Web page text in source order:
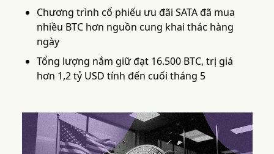
Chương trình cổ phiếu ưu đãi SATA đã mua
nhiều BTC hơn nguồn cung khai thác hàng
ngày
Tổng lượng nắm giữ đạt 16.500 BTC, trị giá
hơn 1,2 tỷ USD tính đến cuối tháng 5